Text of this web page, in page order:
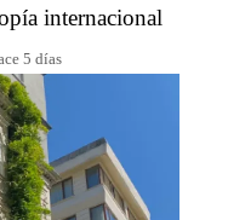
internacional
5 días